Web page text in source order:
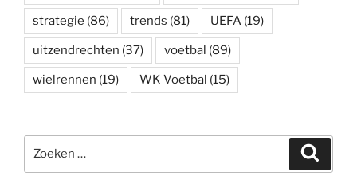
strategie (86) trends (81) UEFA (19)
uitzendrechten (37) voetbal (89)
wielrennen (19) WK Voetbal (15)
naar: